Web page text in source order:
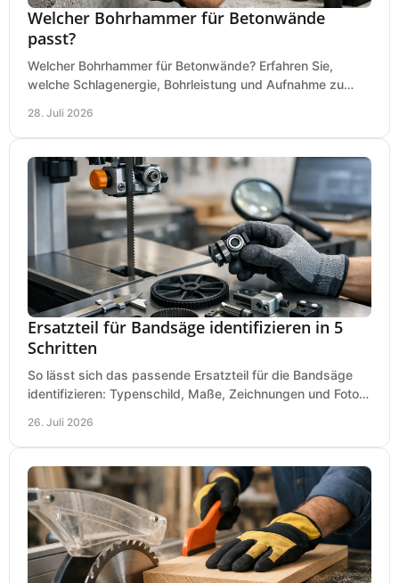
Welcher Bohrhammer für Betonwände
passt?
Welcher Bohrhammer für Betonwände? Erfahren Sie,
welche Schlagenergie, Bohrleistung und Aufnahme zu
28. Juli 2026
Ersatzteil für Bandsäge identifizieren in 5
Schritten
So lässt sich das passende Ersatzteil für die Bandsäge
identifizieren: Typenschild, Maße, Zeichnungen und Fotos
26. Juli 2026